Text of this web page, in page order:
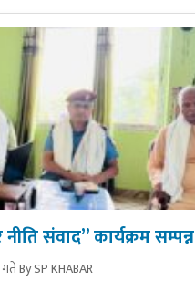
संवाद” कार्यक्रम सम्पन्न
गतेBy SP KHABAR